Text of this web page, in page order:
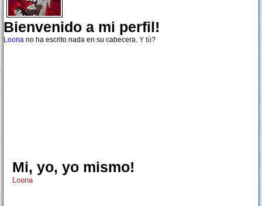
Bienvenido a mi perfil!
Loona no ha escrito nada en su cabecera. Y tú?
Mi, yo, yo mismo!
Loona